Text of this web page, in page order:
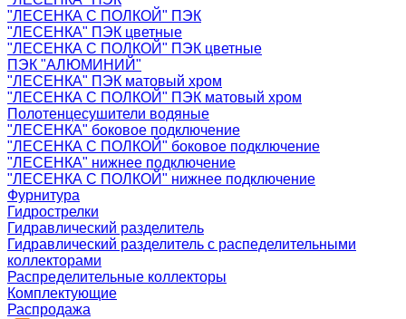
"ЛЕСЕНКА С ПОЛКОЙ" ПЭК
"ЛЕСЕНКА" ПЭК цветные
"ЛЕСЕНКА С ПОЛКОЙ" ПЭК цветные
ПЭК "АЛЮМИНИЙ"
"ЛЕСЕНКА" ПЭК матовый хром
"ЛЕСЕНКА С ПОЛКОЙ" ПЭК матовый хром
Полотенцесушители водяные
"ЛЕСЕНКА" боковое подключение
"ЛЕСЕНКА С ПОЛКОЙ" боковое подключение
"ЛЕСЕНКА" нижнее подключение
"ЛЕСЕНКА С ПОЛКОЙ" нижнее подключение
Фурнитура
Гидрострелки
Гидравлический разделитель
Гидравлический разделитель с распеделительными
коллекторами
Распределительные коллекторы
Комплектующие
Распродажа